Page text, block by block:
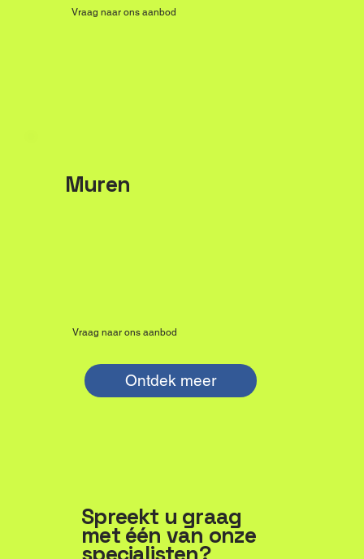
Vraag naar ons aanbod
Muren
Vraag naar ons aanbod
Ontdek meer
Spreekt u graag
met één van onze